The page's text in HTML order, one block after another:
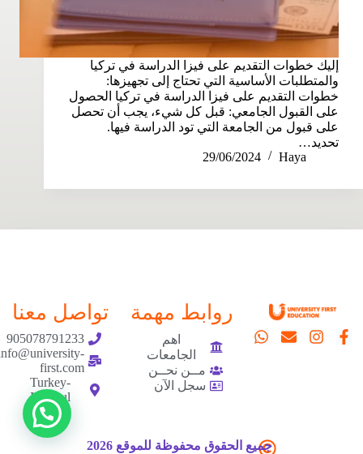
إليك خطوات التقديم على فيزا الدراسة في تركيا
والمتطلبات الأساسية التي تحتاج إلى تجهيزها:
خطوات التقديم على فيزا الدراسة في تركيا الحصول
على القبول الجامعي: قبل كل شيء، يجب أن تحصل
على قبول من الجامعة التي تود الدراسة فيها.
تحديد…
Haya
29/06/2024
روابط مهمة
اهم
الجامعات
مــن نحــن
سجل الآن
تواصل معنا
905078791233
first.com
Turkey-
Istanbul
جميع الحقوق محفوظة للموقع 2026